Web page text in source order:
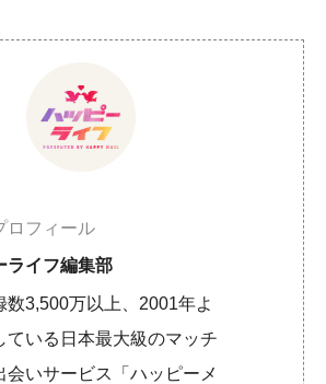
ロフィール
ライフ編集部
数3,500万以上、2001年よ
ている日本最大級のマッチ
会いサービス「ハッピーメ